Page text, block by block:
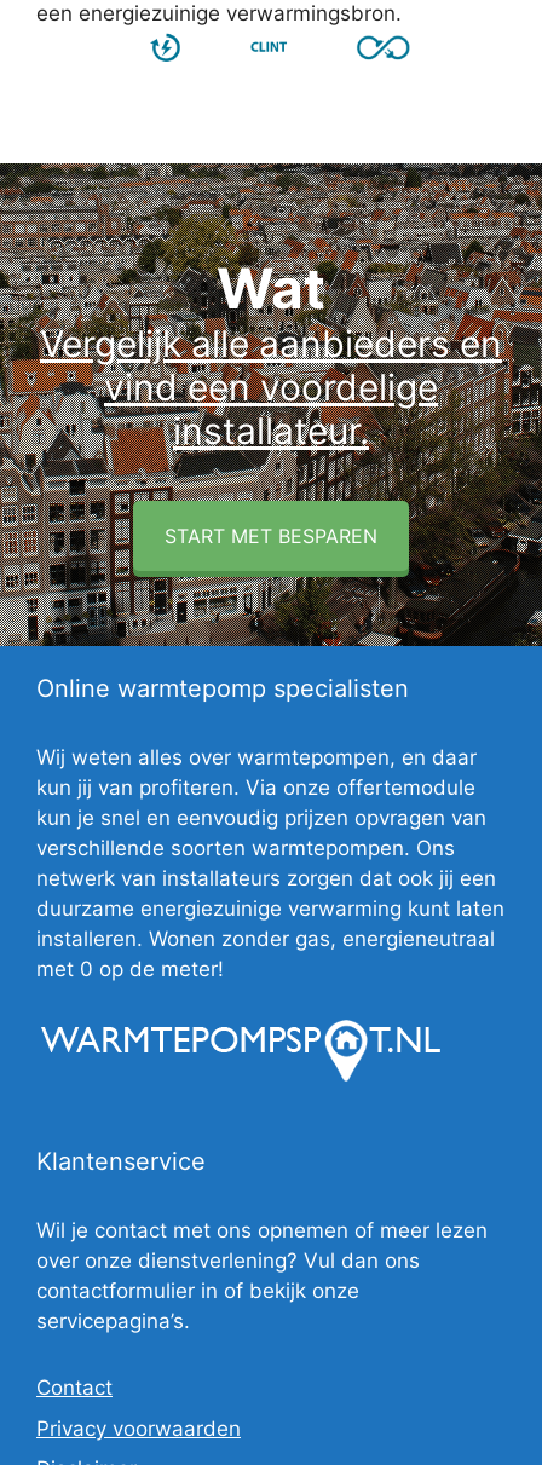
een energiezuinige verwarmingsbron.
Wat
Vergelijk alle aanbieders en
vind een voordelige
installateur.
START MET BESPAREN
Online warmtepomp specialisten
Wij weten alles over warmtepompen, en daar
kun jij van profiteren. Via onze offertemodule
kun je snel en eenvoudig prijzen opvragen van
verschillende soorten warmtepompen. Ons
netwerk van installateurs zorgen dat ook jij een
duurzame energiezuinige verwarming kunt laten
installeren. Wonen zonder gas, energieneutraal
met 0 op de meter!
Klantenservice
Wil je contact met ons opnemen of meer lezen
over onze dienstverlening? Vul dan ons
contactformulier in of bekijk onze
servicepagina’s.
Contact
Privacy voorwaarden